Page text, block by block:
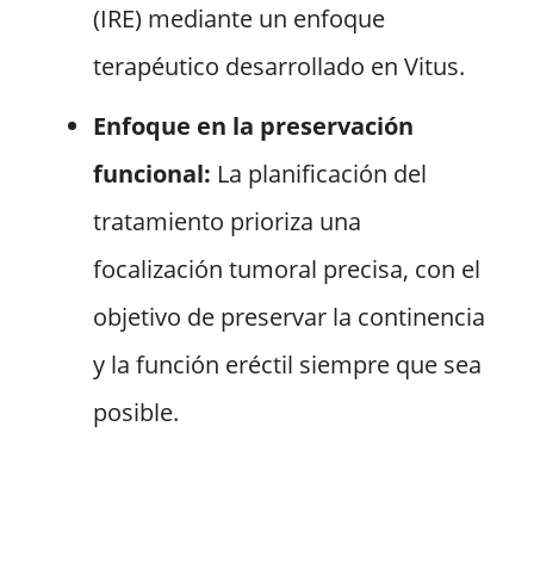
(IRE) mediante un enfoque
terapéutico desarrollado en Vitus.
Enfoque en la preservación
funcional: La planificación del
tratamiento prioriza una
focalización tumoral precisa, con el
objetivo de preservar la continencia
y la función eréctil siempre que sea
posible.